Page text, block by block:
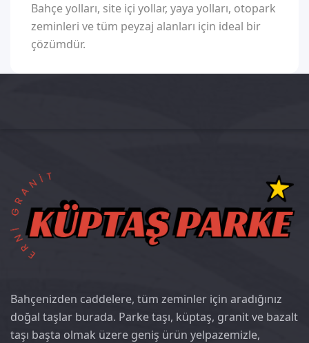
Bahçe yolları, site içi yollar, yaya yolları, otopark
zeminleri ve tüm peyzaj alanları için ideal bir
çözümdür.
Bahçenizden caddelere, tüm zeminler için aradığınız
doğal taşlar burada. Parke taşı, küptaş, granit ve bazalt
taşı başta olmak üzere geniş ürün yelpazemizle,